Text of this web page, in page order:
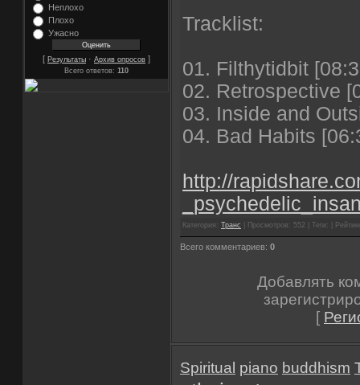
Неплохо
Плохо
Ужасно
[ Результаты · Архив опросов ]
Всего ответов: 110
Tracklist:
01. Filthytidbit
02. Retrospective
03. Inside and
04. Bad Habits
http://
Категория: Транс | Просмотров: 552 | Теги: |
Всего комментариев: 0
Добавлять
[
Spiritual piano buddhism